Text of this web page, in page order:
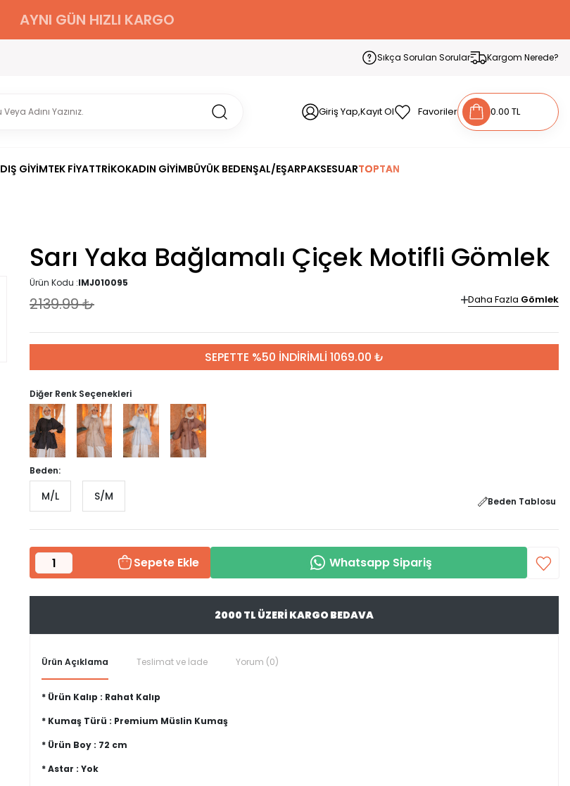
AYNI GÜN HIZLI KARGO
Sıkça Sorulan Sorular Kargom Nerede?
Giriş Yap,Kayıt Ol Favoriler 0.00 TL
DIŞ GİYİMTEK FİYATTRİKOKADIN GİYİMBÜYÜK BEDENŞAL/EŞARPAKSESUARTOPTAN
Sarı Yaka Bağlamalı Çiçek Motifli Gömlek
Ürün Kodu :IMJ010095
2139.99₺ Daha Fazla Gömlek
SEPETTE %50 İNDİRİMLİ 1069.00 ₺
Diğer Renk Seçenekleri
Beden:
M/L S/M Beden Tablosu
Sepete Ekle Whatsapp Sipariş
2000 TL ÜZERİ KARGO BEDAVA
Ürün Açıklama Teslimat ve İade Yorum (0)
* Ürün Kalıp : Rahat Kalıp
* Kumaş Türü : Premium Müslin Kumaş
* Ürün Boy : 72 cm
* Astar : Yok